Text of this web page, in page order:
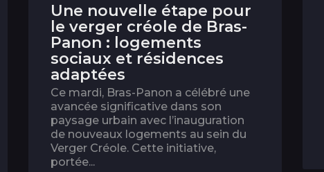
Une nouvelle étape pour
le verger créole de Bras-
Panon : logements
sociaux et résidences
adaptées
Ce mardi, Bras-Panon a célébré une
avancée significative dans son
paysage urbain avec l’inauguration
de nouveaux logements au sein du
Verger Créole. Cette initiative,
portée...